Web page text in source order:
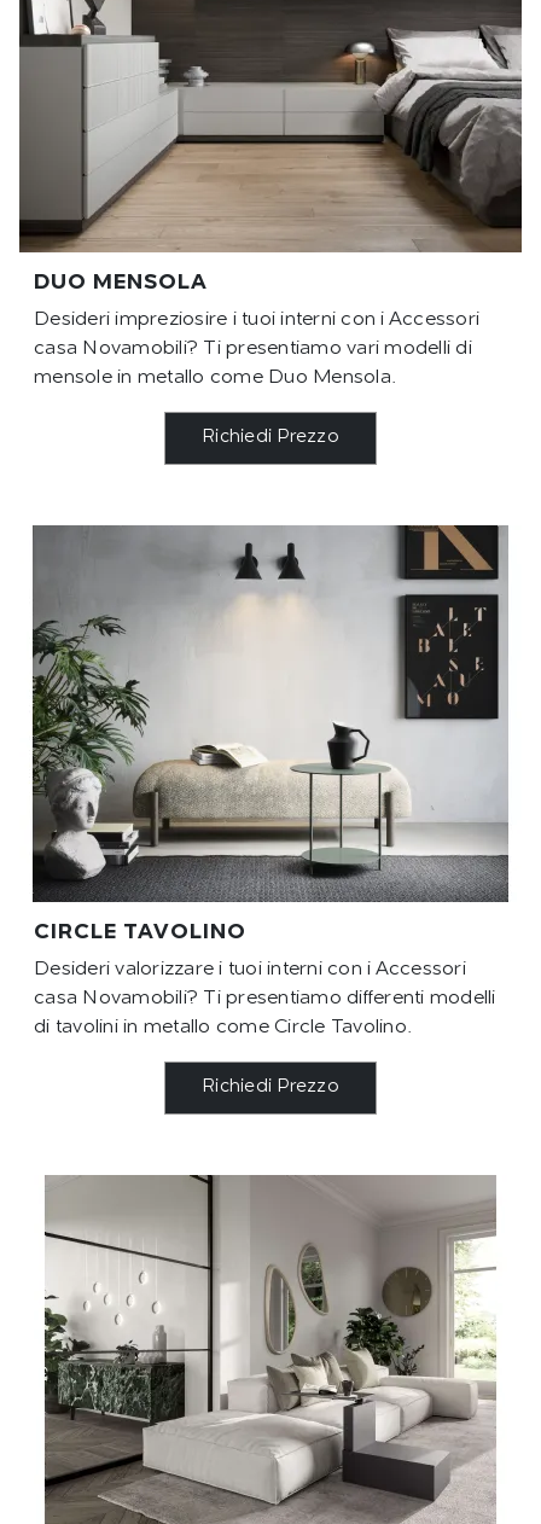
DUO MENSOLA
Desideri impreziosire i tuoi interni con i Accessori
casa Novamobili? Ti presentiamo vari modelli di
mensole in metallo come Duo Mensola.
Richiedi Prezzo
CIRCLE TAVOLINO
Desideri valorizzare i tuoi interni con i Accessori
casa Novamobili? Ti presentiamo differenti modelli
di tavolini in metallo come Circle Tavolino.
Richiedi Prezzo